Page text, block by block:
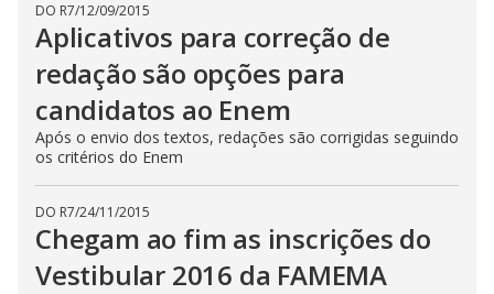
DO R7/12/09/2015
Aplicativos para correção de
redação são opções para
candidatos ao Enem
Após o envio dos textos, redações são corrigidas seguindo
os critérios do Enem
DO R7/24/11/2015
Chegam ao fim as inscrições do
Vestibular 2016 da FAMEMA